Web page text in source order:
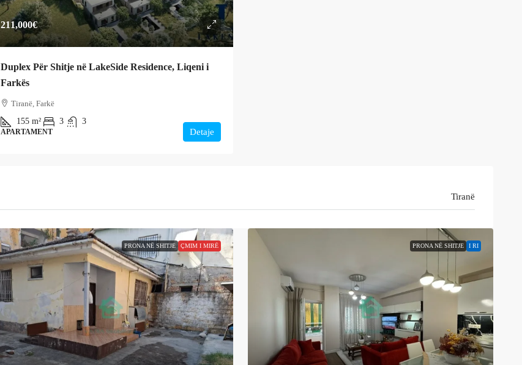
211,000€
Duplex Për Shitje në LakeSide Residence, Liqeni i
Farkës
Tiranë, Farkë
155 m² 3 3
APARTAMENT Detaje
Tiranë
PRONA NË SHITJE ÇMIM I MIRË PRONA NË SHITJE I RI